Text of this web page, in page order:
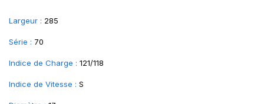
Largeur : 285
Série : 70
Indice de Charge : 121/118
Indice de Vitesse : S